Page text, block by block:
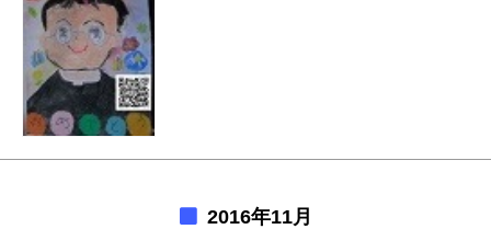
2016年11月